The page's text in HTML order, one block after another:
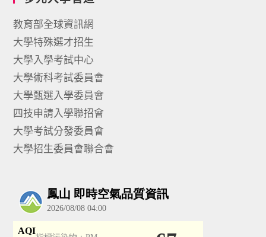
教育部全球資訊網
大學特殊選才招生
大學入學考試中心
大學術科考試委員會
大學甄選入學委員會
四技申請入學聯招會
大學考試分發委員會
大學招生委員會聯合會